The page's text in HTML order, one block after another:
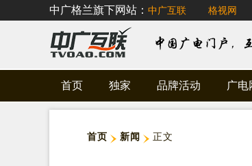
中广格兰旗下网站： 中广互联 格视网
首页 独家 品牌活动 广电
首页 新闻 正文